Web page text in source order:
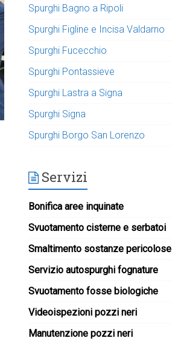
Spurghi Bagno a Ripoli
Spurghi Figline e Incisa Valdarno
Spurghi Fucecchio
Spurghi Pontassieve
Spurghi Lastra a Signa
Spurghi Signa
Spurghi Borgo San Lorenzo
Servizi
Bonifica aree inquinate
Svuotamento cisterne e serbatoi
Smaltimento sostanze pericolose
Servizio autospurghi fognature
Svuotamento fosse biologiche
Videoispezioni pozzi neri
Manutenzione pozzi neri